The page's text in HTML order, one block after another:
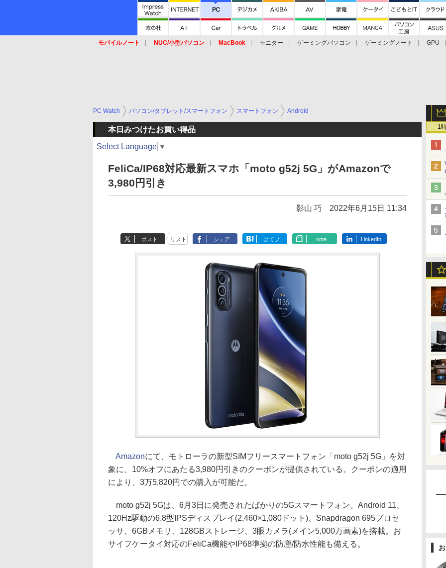
モバイルノート NUC/小型パソコン MacBook モニター ゲーミングパソコン ゲーミングノート
GPU
1
PC Watch パソコン/タブレット/スマートフォン スマートフォン Android
本日みつけたお買い得品
Select Language ▼
FeliCa/IP68対応最新スマホ「moto g52j 5G」がAmazonで
3,980円引き
影山 巧 2022年6月15日 11:34
ポスト リスト シェア はてブ note LinkedIn
Amazonにて、モトローラの新型SIMフリースマートフォン「moto g52j 5G」を対
象に、10%オフにあたる3,980円引きのクーポンが提供されている。クーポンの適用
により、3万5,820円での購入が可能だ。
moto g52j 5Gは、6月3日に発売されたばかりの5Gスマートフォン。Android 11、
120Hz駆動の6.8型IPSディスプレイ(2,460×1,080ドット)、Snapdragon 695プロセ
ッサ、6GBメモリ、128GBストレージ、3眼カメラ(メイン5,000万画素)を搭載。お
サイフケータイ対応のFeliCa機能やIP68準拠の防塵/防水性能も備える。